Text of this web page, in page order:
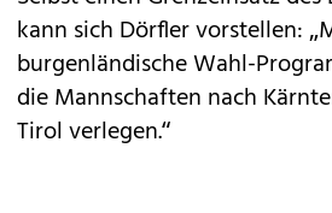
kann sich Dörfler vorstellen:
burgenländische Wahl-
die Mannschaften nach
Tirol verlegen.“